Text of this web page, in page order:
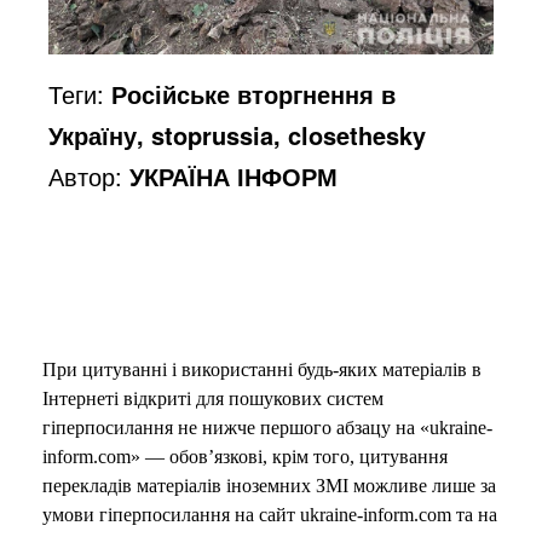
Теги: Російське вторгнення в
Україну, stoprussia, closethesky
Автор:УКРАЇНА ІНФОРМ
При цитуванні і використанні будь-яких матеріалів в
Інтернеті відкриті для пошукових систем
гіперпосилання не нижче першого абзацу на «ukraine-
inform.com» — обов’язкові, крім того, цитування
перекладів матеріалів іноземних ЗМІ можливе лише за
умови гіперпосилання на сайт ukraine-inform.com та на